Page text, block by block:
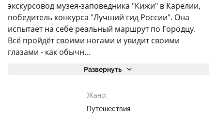
экскурсовод музея-заповедника "Кижи" в Карелии,
победитель конкурса "Лучший гид России". Она
испытает на себе реальный маршрут по Городцу.
Всё пройдёт своими ногами и увидит своими
глазами - как обычн...
Развернуть
Жанр:
Путешествия